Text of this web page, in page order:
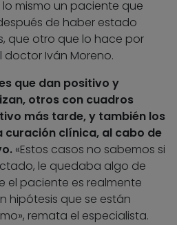
mismo un paciente que
de haber estado
que otro que lo hace por
doctor Iván Moreno.
que dan positivo y
otros con cuadros
más tarde, y también los
curación clínica, al cabo de
«Estos casos no sabemos si
le quedaba algo de
el paciente es realmente
hipótesis que se están
remata el especialista.